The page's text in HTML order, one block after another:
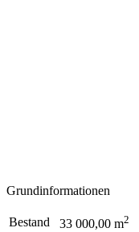
Grundinformationen
Bestand 33 000,00 m2